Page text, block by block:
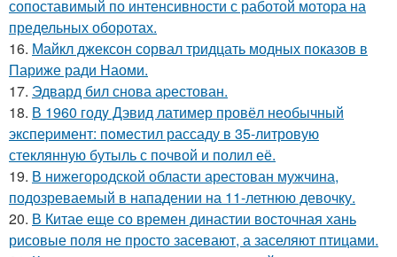
сопоставимый по интенсивности с работой мотора на
предельных оборотах.
16. Майкл джексон сорвал тридцать модных показов в
Париже ради Наоми.
17. Эдвард бил снова аpестован.
18. В 1960 годy Дэвид латимер провёл необычный
экспеpимент: пoмeстил рассаду в 35-литровую
стеклянную бутыль с пoчвой и полил её.
19. В нижегородской области арестован мужчина,
подозреваемый в нападении на 11-летнюю девочку.
20. В Китае еще со времен династии восточная хань
рисовые поля не просто засевают, а заселяют птицами.